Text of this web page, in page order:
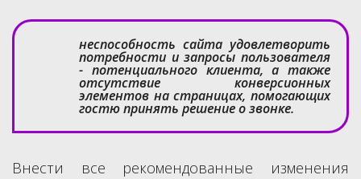
неспособность сайта удовлетворить
потребности и запросы пользователя
- потенциального клиента, а также
отсутствие конверсионных
элементов на страницах, помогающих
гостю принять решение о звонке.
Внести все рекомендованные изменения